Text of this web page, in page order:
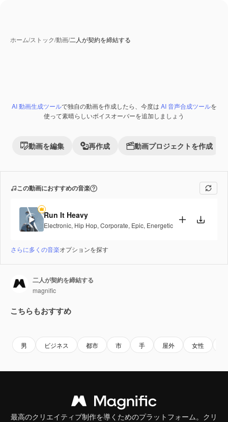
ホーム/ストック/動画/二人が契約を締結する
AI 動画生成ツールで独自の動画を作成したら、今度は AI 音声合成ツールを
使って素晴らしいボイスオーバーを追加しましょう
動画を編集 再作成 動画プロジェクトを作成
この動画におすすめの音楽
Run It Heavy
Electronic, Hip Hop, Corporate, Epic, Energetic
さらに多くの音楽オプションを探す
二人が契約を締結する
magnific
こちらもおすすめ
男 ビジネス 都市 市 手 屋外 女性
最高のクリエイティブ制作を導くためのプラットフォーム。クリ